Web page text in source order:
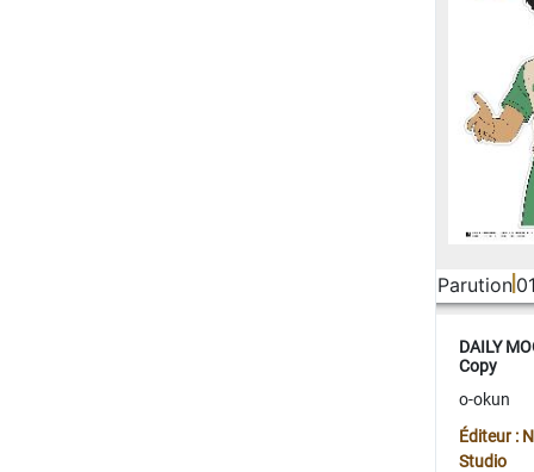
Parution
DAILY
Copy
o-okun
Éditeur :
Studio